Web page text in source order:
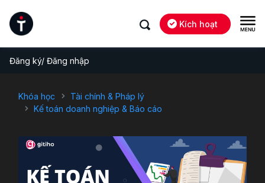
Kích hoạt
Đăng ký/ Đăng nhập
Khóa học
Tài chính & Pháp lý
Kế toán doanh nghiệp & Báo cáo